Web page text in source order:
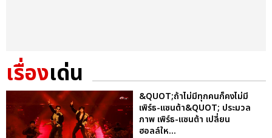
เรื่องเด่น
&QUOT;ถ้าไม่มีทุกคนก็คงไม่มี
เพิร์ธ-แซนต้า&QUOT; ประมวล
ภาพ เพิร์ธ-แซนต้า เปลี่ยน
ฮอลล์ให...